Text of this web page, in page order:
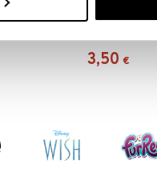
4-pack
3,50 €